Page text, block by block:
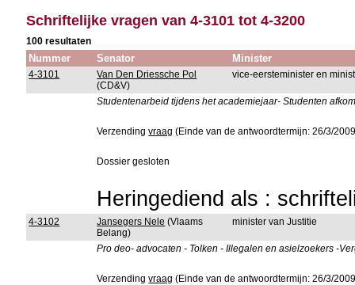
Schriftelijke vragen van 4-3101 tot 4-3200
100 resultaten
Nummer Senator Minister
4-3101
Van Den Driessche Pol
(CD&V)
vice-eersteminister en
Studentenarbeid tijdens het academiejaar- Studenten
Verzendingvraag (Einde van de antwoordtermijn: 26/3/
Dossier gesloten
Heringediend als :
4-3102 Jansegers Nele (Vlaams
Belang)
minister van Justitie
Pro deo- advocaten - Tolken - Illegalen en asielzoekers -
Verzendingvraag (Einde van de antwoordtermijn: 26/3/